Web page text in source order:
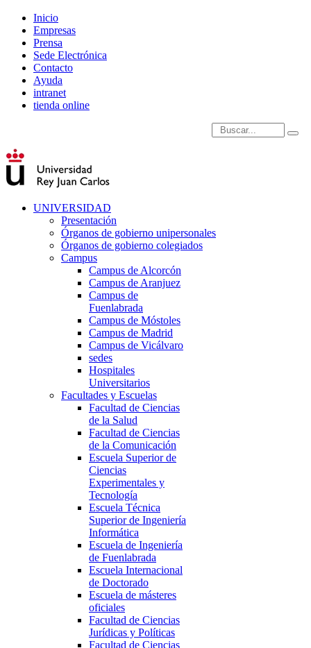
Inicio
Empresas
Prensa
Sede Electrónica
Contacto
Ayuda
intranet
tienda online
Introduce términos de
UNIVERSIDAD
Presentación
Órganos de gobierno unipersonales
Órganos de gobierno colegiados
Campus
Campus de Alcorcón
Campus de Aranjuez
Campus de
Fuenlabrada
Campus de Móstoles
Campus de Madrid
Campus de Vicálvaro
sedes
Hospitales
Universitarios
Facultades y Escuelas
Facultad de Ciencias
de la Salud
Facultad de Ciencias
de la Comunicación
Escuela Superior de
Ciencias
Experimentales y
Tecnología
Escuela Técnica
Superior de Ingeniería
Informática
Escuela de Ingeniería
de Fuenlabrada
Escuela Internacional
de Doctorado
Escuela de másteres
oficiales
Facultad de Ciencias
Jurídicas y Políticas
Facultad de Ciencias